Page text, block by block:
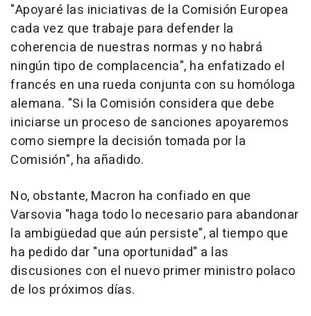
"Apoyaré las iniciativas de la Comisión Europea
cada vez que trabaje para defender la
coherencia de nuestras normas y no habrá
ningún tipo de complacencia", ha enfatizado el
francés en una rueda conjunta con su homóloga
alemana. "Si la Comisión considera que debe
iniciarse un proceso de sanciones apoyaremos
como siempre la decisión tomada por la
Comisión", ha añadido.
No, obstante, Macron ha confiado en que
Varsovia "haga todo lo necesario para abandonar
la ambigüedad que aún persiste", al tiempo que
ha pedido dar "una oportunidad" a las
discusiones con el nuevo primer ministro polaco
de los próximos días.